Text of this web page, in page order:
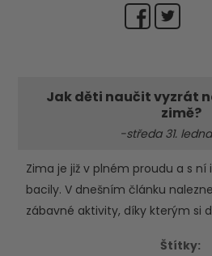
Jak děti naučit vyzrát
zimě?
-středa 31.
Zima je již v plném proudu a s
bacily. V dnešním článku
zábavné aktivity, díky kterým si
Štítky: